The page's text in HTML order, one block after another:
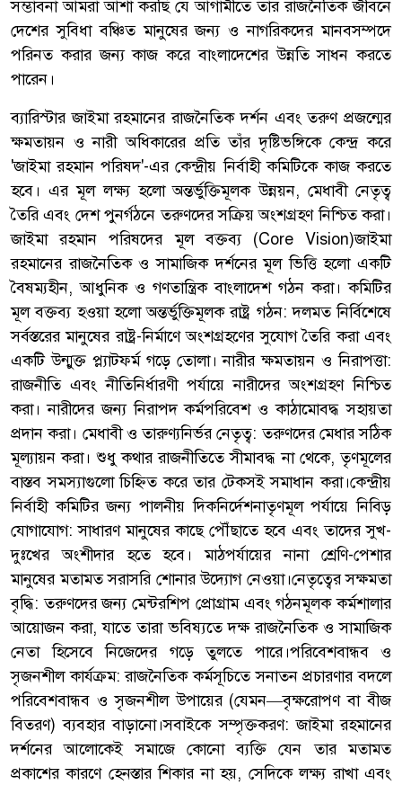
সম্ভাবনা আমরা আশা করছি যে আগামীতে তাঁর রাজনৈতিক জীবনে
দেশের সুবিধা বঞ্চিত মানুষের জন্য ও নাগরিকদের মানবসম্পদে
পরিনত করার জন্য কাজ করে বাংলাদেশের উন্নতি সাধন করতে
পারেন।
ব্যারিস্টার জাইমা রহমানের রাজনৈতিক দর্শন এবং তরুণ প্রজন্মের
ক্ষমতায়ন ও নারী অধিকারের প্রতি তাঁর দৃষ্টিভঙ্গিকে কেন্দ্র করে
'জাইমা রহমান পরিষদ'-এর কেন্দ্রীয় নির্বাহী কমিটিকে কাজ করতে
হবে। এর মূল লক্ষ্য হলো অন্তর্ভুক্তিমূলক উন্নয়ন, মেধাবী নেতৃত্ব
তৈরি এবং দেশ পুনর্গঠনে তরুণদের সক্রিয় অংশগ্রহণ নিশ্চিত করা।
জাইমা রহমান পরিষদের মূল বক্তব্য (Core Vision)জাইমা
রহমানের রাজনৈতিক ও সামাজিক দর্শনের মূল ভিত্তি হলো একটি
বৈষম্যহীন, আধুনিক ও গণতান্ত্রিক বাংলাদেশ গঠন করা। কমিটির
মূল বক্তব্য হওয়া হলো অন্তর্ভুক্তিমূলক রাষ্ট্র গঠন: দলমত নির্বিশেষে
সর্বস্তরের মানুষের রাষ্ট্র-নির্মাণে অংশগ্রহণের সুযোগ তৈরি করা এবং
একটি উন্মুক্ত প্ল্যাটফর্ম গড়ে তোলা। নারীর ক্ষমতায়ন ও নিরাপত্তা:
রাজনীতি এবং নীতিনির্ধারণী পর্যায়ে নারীদের অংশগ্রহণ নিশ্চিত
করা। নারীদের জন্য নিরাপদ কর্মপরিবেশ ও কাঠামোবদ্ধ সহায়তা
প্রদান করা। মেধাবী ও তারুণ্যনির্ভর নেতৃত্ব: তরুণদের মেধার সঠিক
মূল্যায়ন করা। শুধু কথার রাজনীতিতে সীমাবদ্ধ না থেকে, তৃণমূলের
বাস্তব সমস্যাগুলো চিহ্নিত করে তার টেকসই সমাধান করা।কেন্দ্রীয়
নির্বাহী কমিটির জন্য পালনীয় দিকনির্দেশনাতৃণমূল পর্যায়ে নিবিড়
যোগাযোগ: সাধারণ মানুষের কাছে পৌঁছাতে হবে এবং তাদের সুখ-
দুঃখের অংশীদার হতে হবে। মাঠপর্যায়ের নানা শ্রেণি-পেশার
মানুষের মতামত সরাসরি শোনার উদ্যোগ নেওয়া।নেতৃত্বের সক্ষমতা
বৃদ্ধি: তরুণদের জন্য মেন্টরশিপ প্রোগ্রাম এবং গঠনমূলক কর্মশালার
আয়োজন করা, যাতে তারা ভবিষ্যতে দক্ষ রাজনৈতিক ও সামাজিক
নেতা হিসেবে নিজেদের গড়ে তুলতে পারে।পরিবেশবান্ধব ও
সৃজনশীল কার্যক্রম: রাজনৈতিক কর্মসূচিতে সনাতন প্রচারণার বদলে
পরিবেশবান্ধব ও সৃজনশীল উপায়ের (যেমন—বৃক্ষরোপণ বা বীজ
বিতরণ) ব্যবহার বাড়ানো।সবাইকে সম্পৃক্তকরণ: জাইমা রহমানের
দর্শনের আলোকেই সমাজে কোনো ব্যক্তি যেন তার মতামত
প্রকাশের কারণে হেনস্তার শিকার না হয়, সেদিকে লক্ষ্য রাখা এবং